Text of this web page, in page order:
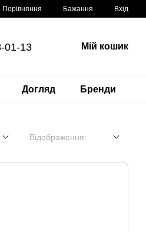
Порівняння Бажання Вхід
01-13 Мій кошик
Догляд Бренди
Відображення: